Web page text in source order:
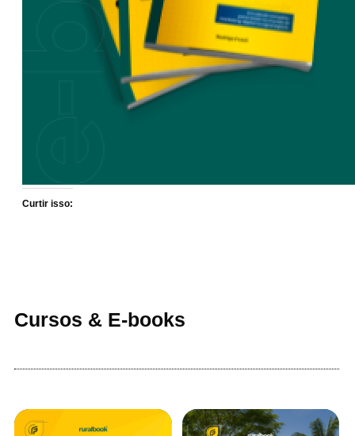
Curtir isso:
Cursos & E-books